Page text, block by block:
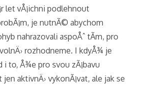
let vÅ¡ichni podlehnout
je nutnÃ© abychom
nahrazovali aspoÅˆ tÃ­m, pro
rozhodneme. I kdyÅ¾ je
i to, Å¾e pro svou zÃ¡bavu
aktivnÄ› vykonÃ¡vat, ale jak se